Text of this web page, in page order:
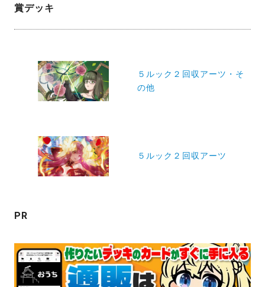
賞デッキ
ン
５ルック２回収アーツ・そ
の他
５ルック２回収アーツ
PR